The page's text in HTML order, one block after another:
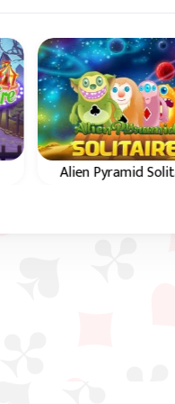
Alien Pyramid
in diesem